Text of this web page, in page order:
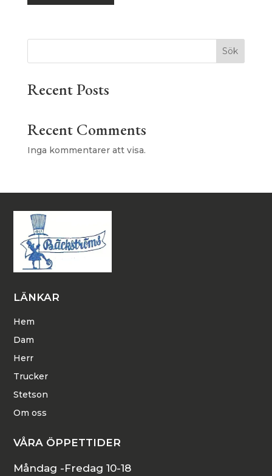
Sök
Recent Posts
Recent Comments
Inga kommentarer att visa.
LÄNKAR
Hem
Dam
Herr
Trucker
Stetson
Om oss
VÅRA ÖPPETTIDER
Måndag -Fredag 10-18